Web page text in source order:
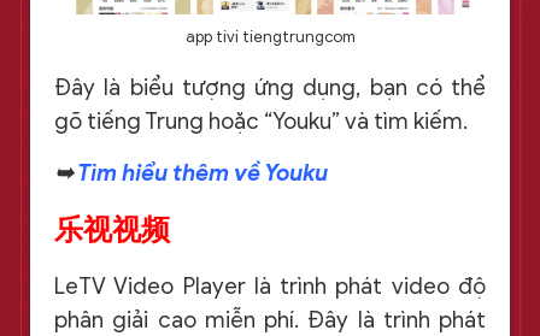
app tivi tiengtrungcom
Đây là biểu tượng ứng dụng, bạn có thể
gõ tiếng Trung hoặc “Youku” và tìm kiếm.
➥Tìm hiểu thêm về Youku
乐视视频
LeTV Video Player là trình phát video độ
phân giải cao miễn phí. Đây là trình phát